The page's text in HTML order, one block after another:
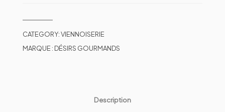
CATEGORY:VIENNOISERIE
MARQUE : DÉSIRS GOURMANDS
Description